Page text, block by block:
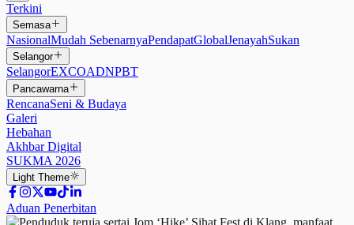
Terkini
Semasa
NasionalMudah SebenarnyaPendapatGlobalJenayahSukan
Selangor
SelangorEXCOADNPBT
Pancawarna
RencanaSeni & Budaya
Galeri
Hebahan
Akhbar Digital
SUKMA 2026
Light Theme
Aduan Penerbitan